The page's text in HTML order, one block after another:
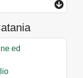
ed